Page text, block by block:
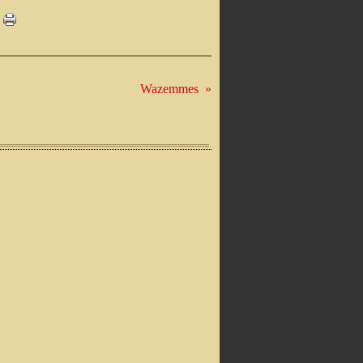
Wazemmes